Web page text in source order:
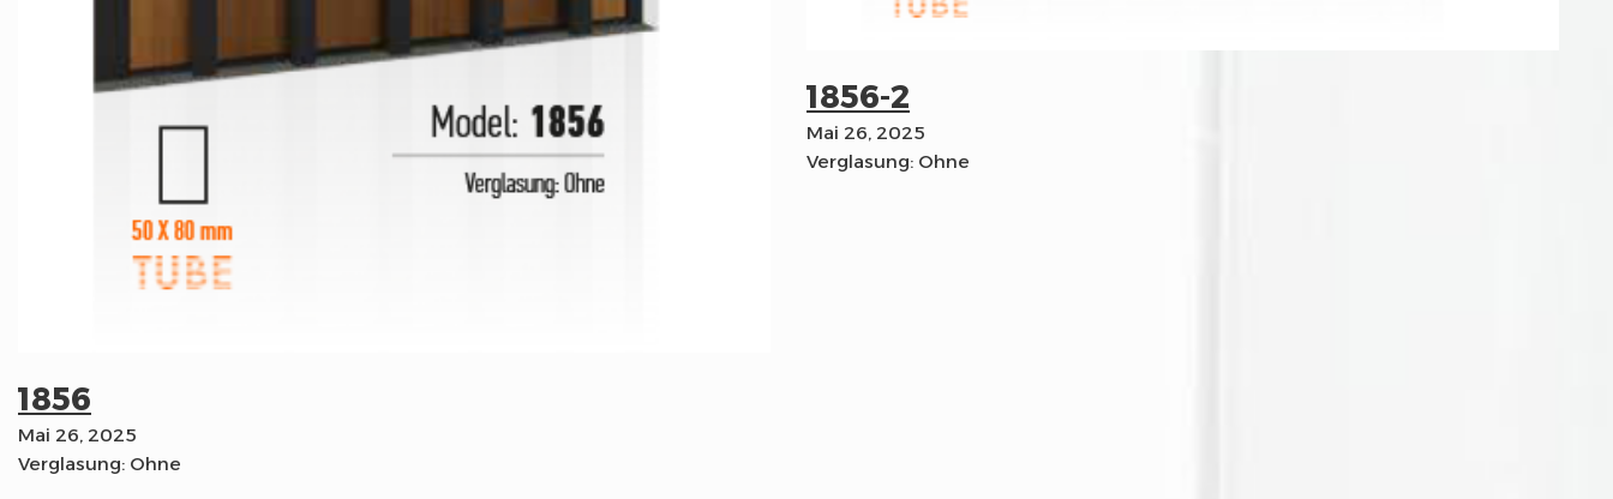
1856
Mai 26, 2025
Verglasung: Ohne
1856-2
Mai 26, 2025
Verglasung: Ohne